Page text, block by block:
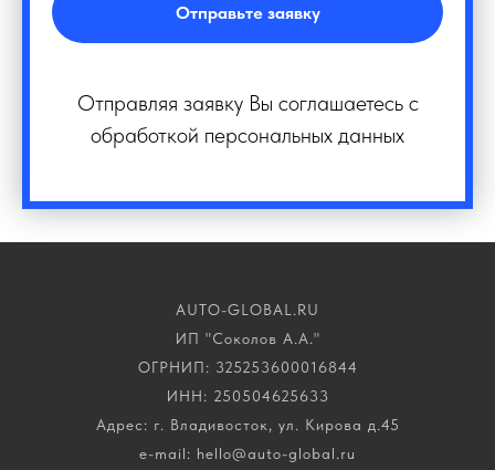
Отправьте заявку
Отправляя заявку Вы соглашаетесь с
обработкой персональных данных
AUTO-GLOBAL.RU
ИП "Соколов А.А."
ОГРНИП: 325253600016844
ИНН: 250504625633
Адрес: г. Владивосток, ул. Кирова д.45
e-mail: hello@auto-global.ru